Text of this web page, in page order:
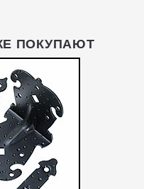
ПОКУПАЮТ